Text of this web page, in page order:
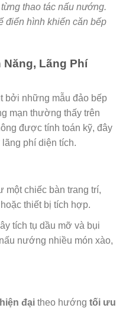
thao tác nấu nướng.
điển hình khiến căn bếp
Lãng Phí
bởi những mẫu đảo bếp
mạn thường thấy trên
được tính toán kỹ, đây
lãng phí diện tích.
một chiếc bàn trang trí,
thiết bị tích hợp.
tích tụ dầu mỡ và bụi
nướng nhiều món xào,
đại theo hướng tối ưu